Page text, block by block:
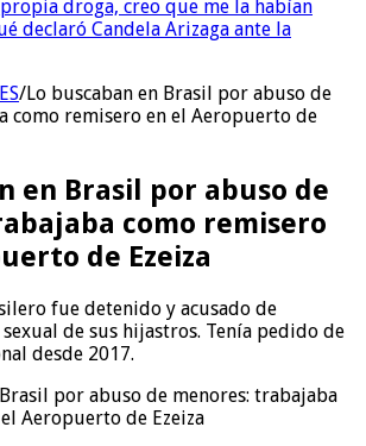
droga, creo que me la habían
declaró Candela Arizaga ante la
/Lo buscaban en Brasil por abuso de
como remisero en el Aeropuerto de
en Brasil por abuso de
como remisero
de Ezeiza
fue detenido y acusado de
de sus hijastros. Tenía pedido de
desde 2017.